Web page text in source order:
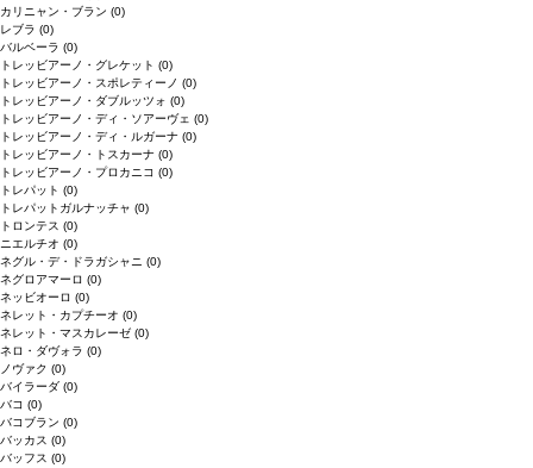
カリニャン・ブラン (0)
レブラ (0)
バルベーラ (0)
トレッビアーノ・グレケット (0)
トレッビアーノ・スポレティーノ (0)
トレッビアーノ・ダブルッツォ (0)
トレッビアーノ・ディ・ソアーヴェ (0)
トレッビアーノ・ディ・ルガーナ (0)
トレッビアーノ・トスカーナ (0)
トレッビアーノ・プロカニコ (0)
トレパット (0)
トレパットガルナッチャ (0)
トロンテス (0)
ニエルチオ (0)
ネグル・デ・ドラガシャニ (0)
ネグロアマーロ (0)
ネッビオーロ (0)
ネレット・カプチーオ (0)
ネレット・マスカレーゼ (0)
ネロ・ダヴォラ (0)
ノヴァク (0)
バイラーダ (0)
バコ (0)
バコブラン (0)
バッカス (0)
バッフス (0)